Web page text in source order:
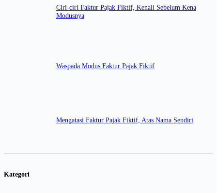
Ciri-ciri Faktur Pajak Fiktif, Kenali Sebelum Kena
Modusnya
Waspada Modus Faktur Pajak Fiktif
Mengatasi Faktur Pajak Fiktif, Atas Nama Sendiri
Kategori